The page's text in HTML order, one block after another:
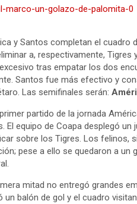
y Santos completan el cuadro
a, respectivamente, Tigres
tras empatar los dos
Santos fue más efectivo y
Las semifinales serán:
partido de la jornada
El equipo de Coapa desplegó
sobre los Tigres. Los felinos,
pese a ello se quedaron a un
mitad no entregó grandes
un balón de gol y el cuadro